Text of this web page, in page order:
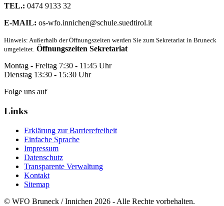
TEL.: 0474 9133 32
E-MAIL: os-wfo.innichen@schule.suedtirol.it
Hinweis: Außerhalb der Öffnungszeiten werden Sie zum Sekretariat in Bruneck
umgeleitet. Öffnungszeiten Sekretariat
Montag - Freitag 7:30 - 11:45 Uhr
Dienstag 13:30 - 15:30 Uhr
Folge uns auf
Links
Erklärung zur Barrierefreiheit
Einfache Sprache
Impressum
Datenschutz
Transparente Verwaltung
Kontakt
Sitemap
© WFO Bruneck / Innichen 2026 - Alle Rechte vorbehalten.